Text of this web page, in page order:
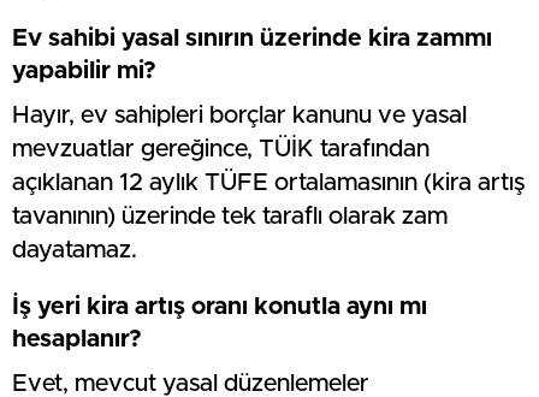
Ev sahibi yasal sınırın üzerinde kira zammı
yapabilir mi?
Hayır, ev sahipleri borçlar kanunu ve yasal
mevzuatlar gereğince, TÜİK tarafından
açıklanan 12 aylık TÜFE ortalamasının (kira artış
tavanının) üzerinde tek taraflı olarak zam
dayatamaz.
İş yeri kira artış oranı konutla aynı mı
hesaplanır?
Evet, mevcut yasal düzenlemeler